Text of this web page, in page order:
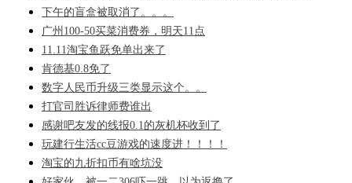
下午的盲盒被取消了。。。
广州100-50买菜消费券，明天11点
11.11淘宝鱼跃免单出来了
肯德基0.8免了
数字人民币升级三类显示这个。。
打官司胜诉律师费谁出
感谢吧友发的线报0.1的灰机杯收到了
玩建行生活cc豆游戏的速度进！！！！
淘宝的九折扣币有啥坑没